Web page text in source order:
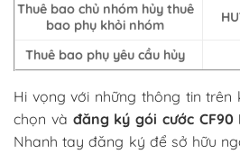
Thuê bao chủ nhóm hủy thuê
bao phụ khỏi nhóm
Thuê bao phụ yêu cầu hủy
Hi vọng với những thông tin
chọn và đăng ký gói cước CF90
Nhanh tay đăng ký để sở hữu